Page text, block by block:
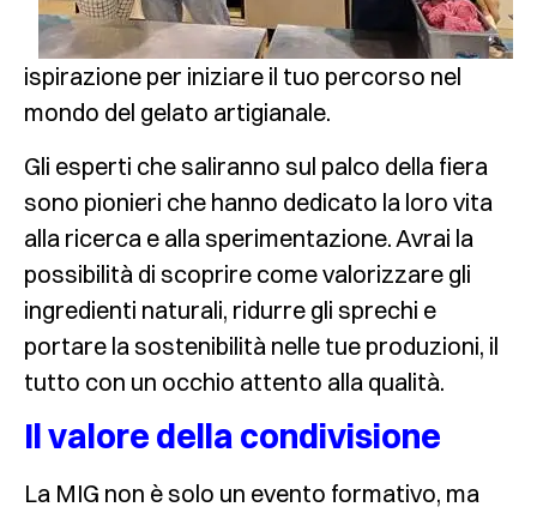
ispirazione per iniziare il tuo percorso nel
mondo del gelato artigianale.
Gli esperti che saliranno sul palco della fiera
sono pionieri che hanno dedicato la loro vita
alla ricerca e alla sperimentazione. Avrai la
possibilità di scoprire come valorizzare gli
ingredienti naturali, ridurre gli sprechi e
portare la sostenibilità nelle tue produzioni, il
tutto con un occhio attento alla qualità.
Il valore della condivisione
La MIG non è solo un evento formativo, ma